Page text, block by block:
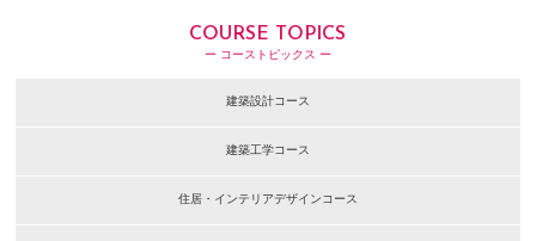
COURSE TOPICS
ー コーストピックス ー
建築設計コース
建築工学コース
住居・インテリアデザインコース